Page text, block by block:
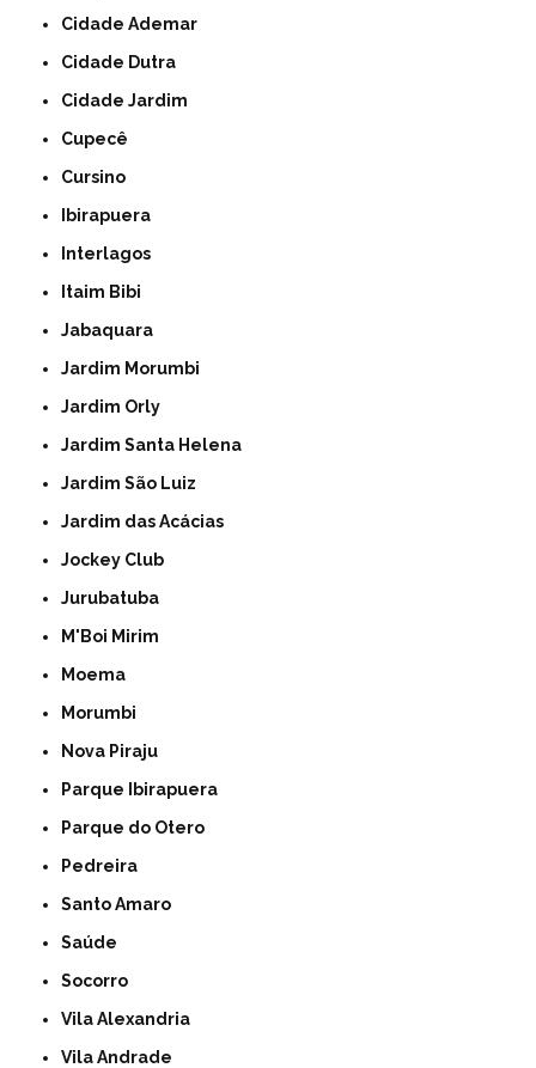
Cidade Ademar
Cidade Dutra
Cidade Jardim
Cupecê
Cursino
Ibirapuera
Interlagos
Itaim Bibi
Jabaquara
Jardim Morumbi
Jardim Orly
Jardim Santa Helena
Jardim São Luiz
Jardim das Acácias
Jockey Club
Jurubatuba
M'Boi Mirim
Moema
Morumbi
Nova Piraju
Parque Ibirapuera
Parque do Otero
Pedreira
Santo Amaro
Saúde
Socorro
Vila Alexandria
Vila Andrade